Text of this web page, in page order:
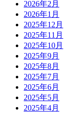
2026年2月
2026年1月
2025年12月
2025年11月
2025年10月
2025年9月
2025年8月
2025年7月
2025年6月
2025年5月
2025年4月